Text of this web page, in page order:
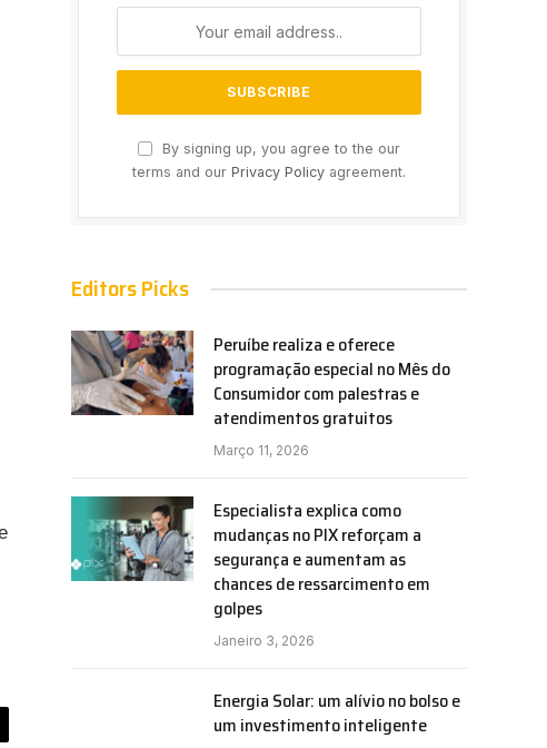
By signing up, you agree to the our
terms and our Privacy Policy agreement.
Editors Picks
Peruíbe realiza e oferece
programação especial no Mês do
Consumidor com palestras e
atendimentos gratuitos
Março 11, 2026
Especialista explica como
mudanças no PIX reforçam a
segurança e aumentam as
chances de ressarcimento em
golpes
Janeiro 3, 2026
Energia Solar: um alívio no bolso e
um investimento inteligente